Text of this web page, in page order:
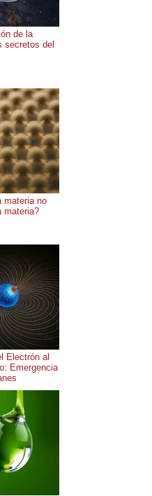
de la
secretos del
materia no
materia?
Electrón al
Emergencia